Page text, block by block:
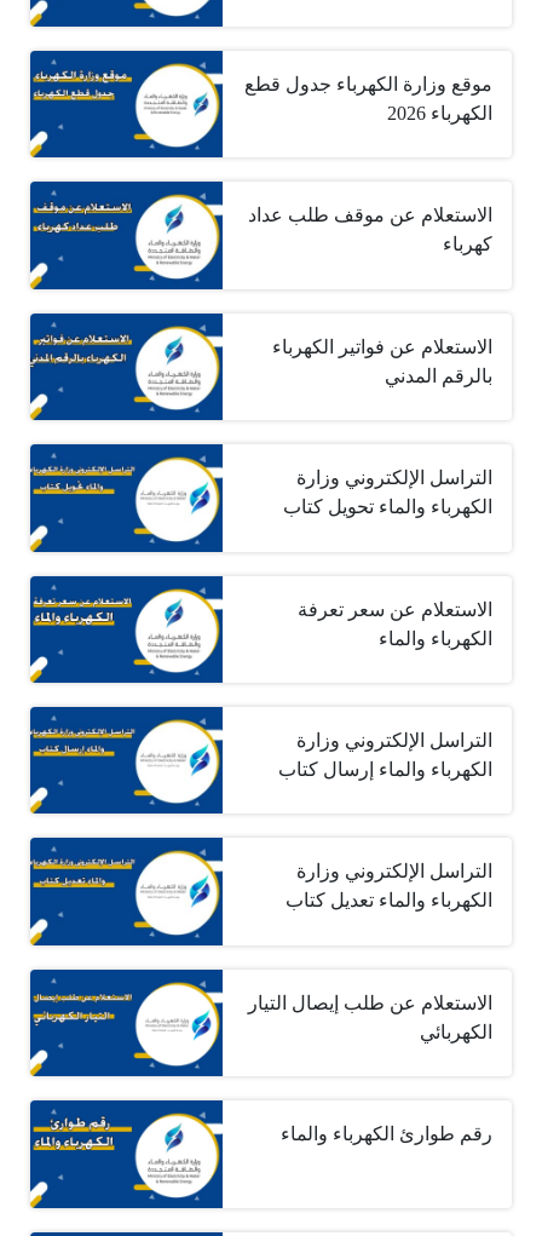
موقع وزارة الكهرباء جدول قطع
الكهرباء 2026
الاستعلام عن موقف طلب عداد
كهرباء
الاستعلام عن فواتير الكهرباء
بالرقم المدني
التراسل الإلكتروني وزارة
الكهرباء والماء تحويل كتاب
الاستعلام عن سعر تعرفة
الكهرباء والماء
التراسل الإلكتروني وزارة
الكهرباء والماء إرسال كتاب
التراسل الإلكتروني وزارة
الكهرباء والماء تعديل كتاب
الاستعلام عن طلب إيصال التيار
الكهربائي
رقم طوارئ الكهرباء والماء